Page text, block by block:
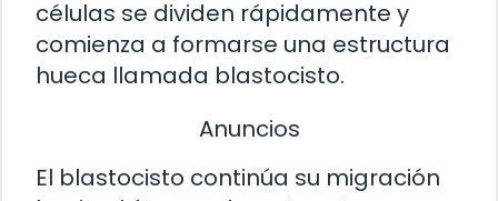
células se dividen rápidamente y
comienza a formarse una estructura
hueca llamada blastocisto.
Anuncios
El blastocisto continúa su migración